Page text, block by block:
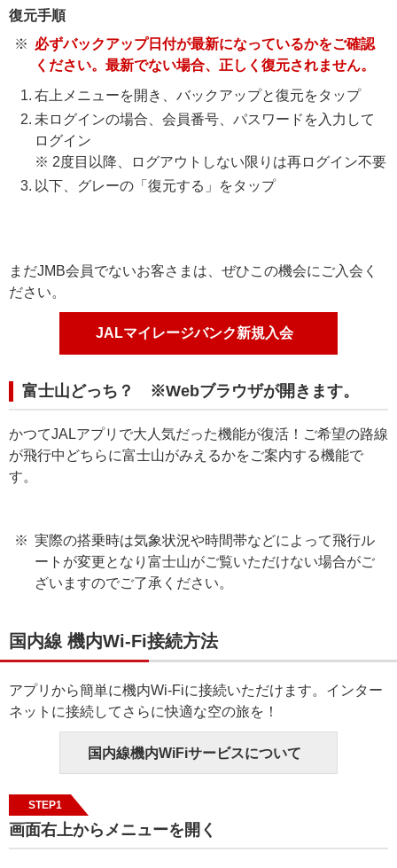
復元手順
必ずバックアップ日付が最新になっているかをご確認
ください。最新でない場合、正しく復元されません。
右上メニューを開き、バックアップと復元をタップ
未ログインの場合、会員番号、パスワードを入力して
ログイン
※ 2度目以降、ログアウトしない限りは再ログイン不要
以下、グレーの「復元する」をタップ
まだJMB会員でないお客さまは、ぜひこの機会にご入会く
ださい。
JALマイレージバンク新規入会
富士山どっち？ ※Webブラウザが開きます。
かつてJALアプリで大人気だった機能が復活！ご希望の路線
が飛行中どちらに富士山がみえるかをご案内する機能で
す。
実際の搭乗時は気象状況や時間帯などによって飛行ル
ートが変更となり富士山がご覧いただけない場合がご
ざいますのでご了承ください。
国内線 機内Wi-Fi接続方法
アプリから簡単に機内Wi-Fiに接続いただけます。インター
ネットに接続してさらに快適な空の旅を！
国内線機内WiFiサービスについて
STEP1
画面右上からメニューを開く